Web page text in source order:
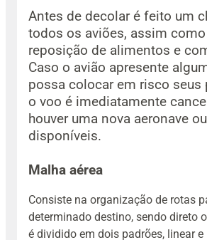
Antes de decolar é feito um
todos os aviões, assim
reposição de alimentos e
Caso o avião apresente
possa colocar em risco seus
o voo é imediatamente
houver uma nova aeronave
disponíveis.
Malha aérea
Consiste na organização de rotas
determinado destino, sendo direto
é dividido em dois padrões, linear e